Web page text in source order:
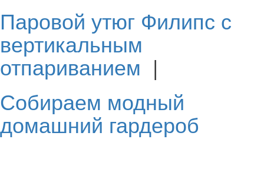
Паровой утюг Филипс с
вертикальным
отпариванием |
Собираем модный
домашний гардероб